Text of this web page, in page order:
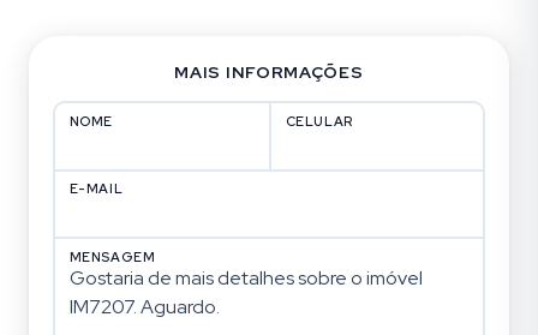
MAIS INFORMAÇÕES
NOME CELULAR
E-MAIL
MENSAGEM